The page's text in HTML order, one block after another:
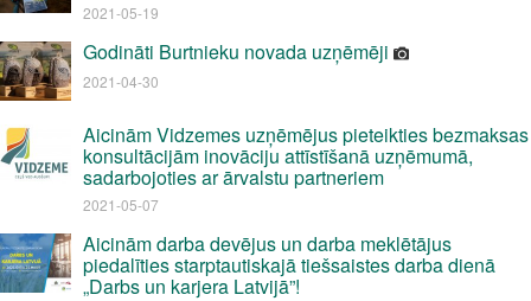
2021-05-19
Godināti Burtnieku novada uzņēmēji
2021-04-30
Aicinām Vidzemes uzņēmējus pieteikties bezmaksas
konsultācijām inovāciju attīstīšanā uzņēmumā,
sadarbojoties ar ārvalstu partneriem
2021-05-07
Aicinām darba devējus un darba meklētājus
piedalīties starptautiskajā tiešsaistes darba dienā
„Darbs un karjera Latvijā”!